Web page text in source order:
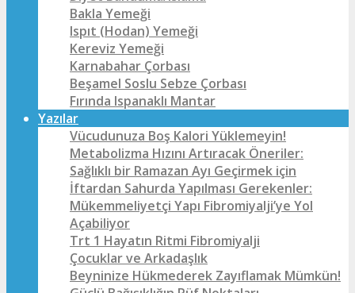
Bakla Yemeği
Ispıt (Hodan) Yemeği
Kereviz Yemeği
Karnabahar Çorbası
Beşamel Soslu Sebze Çorbası
Fırında Ispanaklı Mantar
Yazılar
Vücudunuza Boş Kalori Yüklemeyin!
Metabolizma Hızını Artıracak Öneriler:
Sağlıklı bir Ramazan Ayı Geçirmek için
İftardan Sahurda Yapılması Gerekenler:
Mükemmeliyetçi Yapı Fibromiyalji’ye Yol
Açabiliyor
Trt 1 Hayatın Ritmi Fibromiyalji
Çocuklar ve Arkadaşlık
Beyninize Hükmederek Zayıflamak Mümkün!